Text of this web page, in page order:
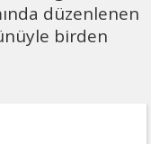
düzenlenen
birden